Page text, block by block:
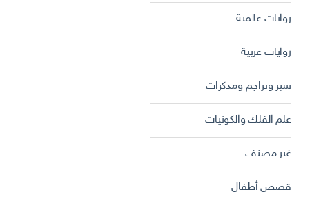
روايات عالمية
روايات عربية
سير وتراجم ومذكرات
علم الفلك والكونيات
غير مصنف
قصص أطفال